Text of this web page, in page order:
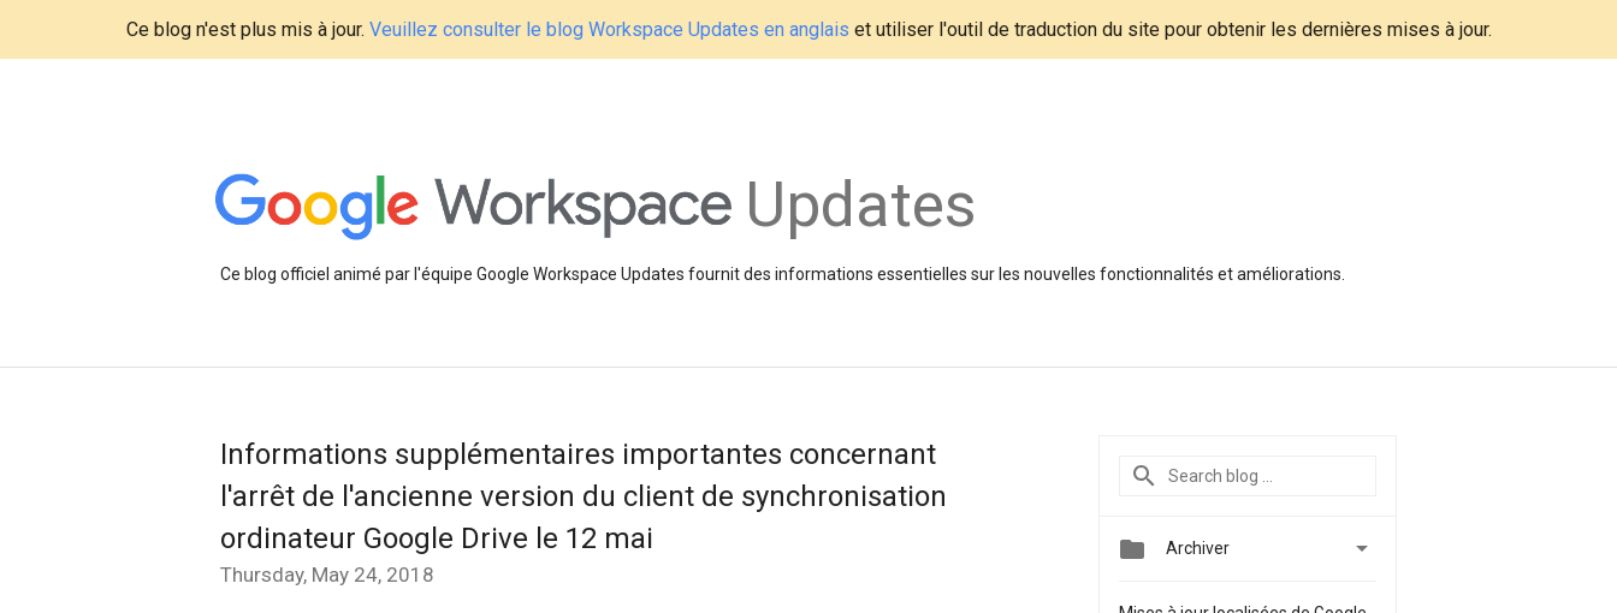
Ce blog n'est plus mis à jour. Veuillez consulter le blog Workspace Updates en anglais et utiliser l'outil de traduction du site pour obtenir les dernières mises à jour.
Updates
Ce blog officiel animé par l'équipe Google Workspace Updates fournit des informations essentielles sur les nouvelles fonctionnalités et améliorations.
Informations supplémentaires importantes concernant
l'arrêt de l'ancienne version du client de synchronisation
ordinateur Google Drive le 12 mai
Thursday, May 24, 2018
 Archiver 